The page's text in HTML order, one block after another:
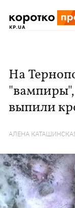
На
выпили
АЛЕНА